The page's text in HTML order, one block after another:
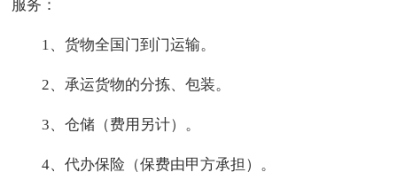
服务：
1、货物全国门到门运输。
2、承运货物的分拣、包装。
3、仓储（费用另计）。
4、代办保险（保费由甲方承担）。